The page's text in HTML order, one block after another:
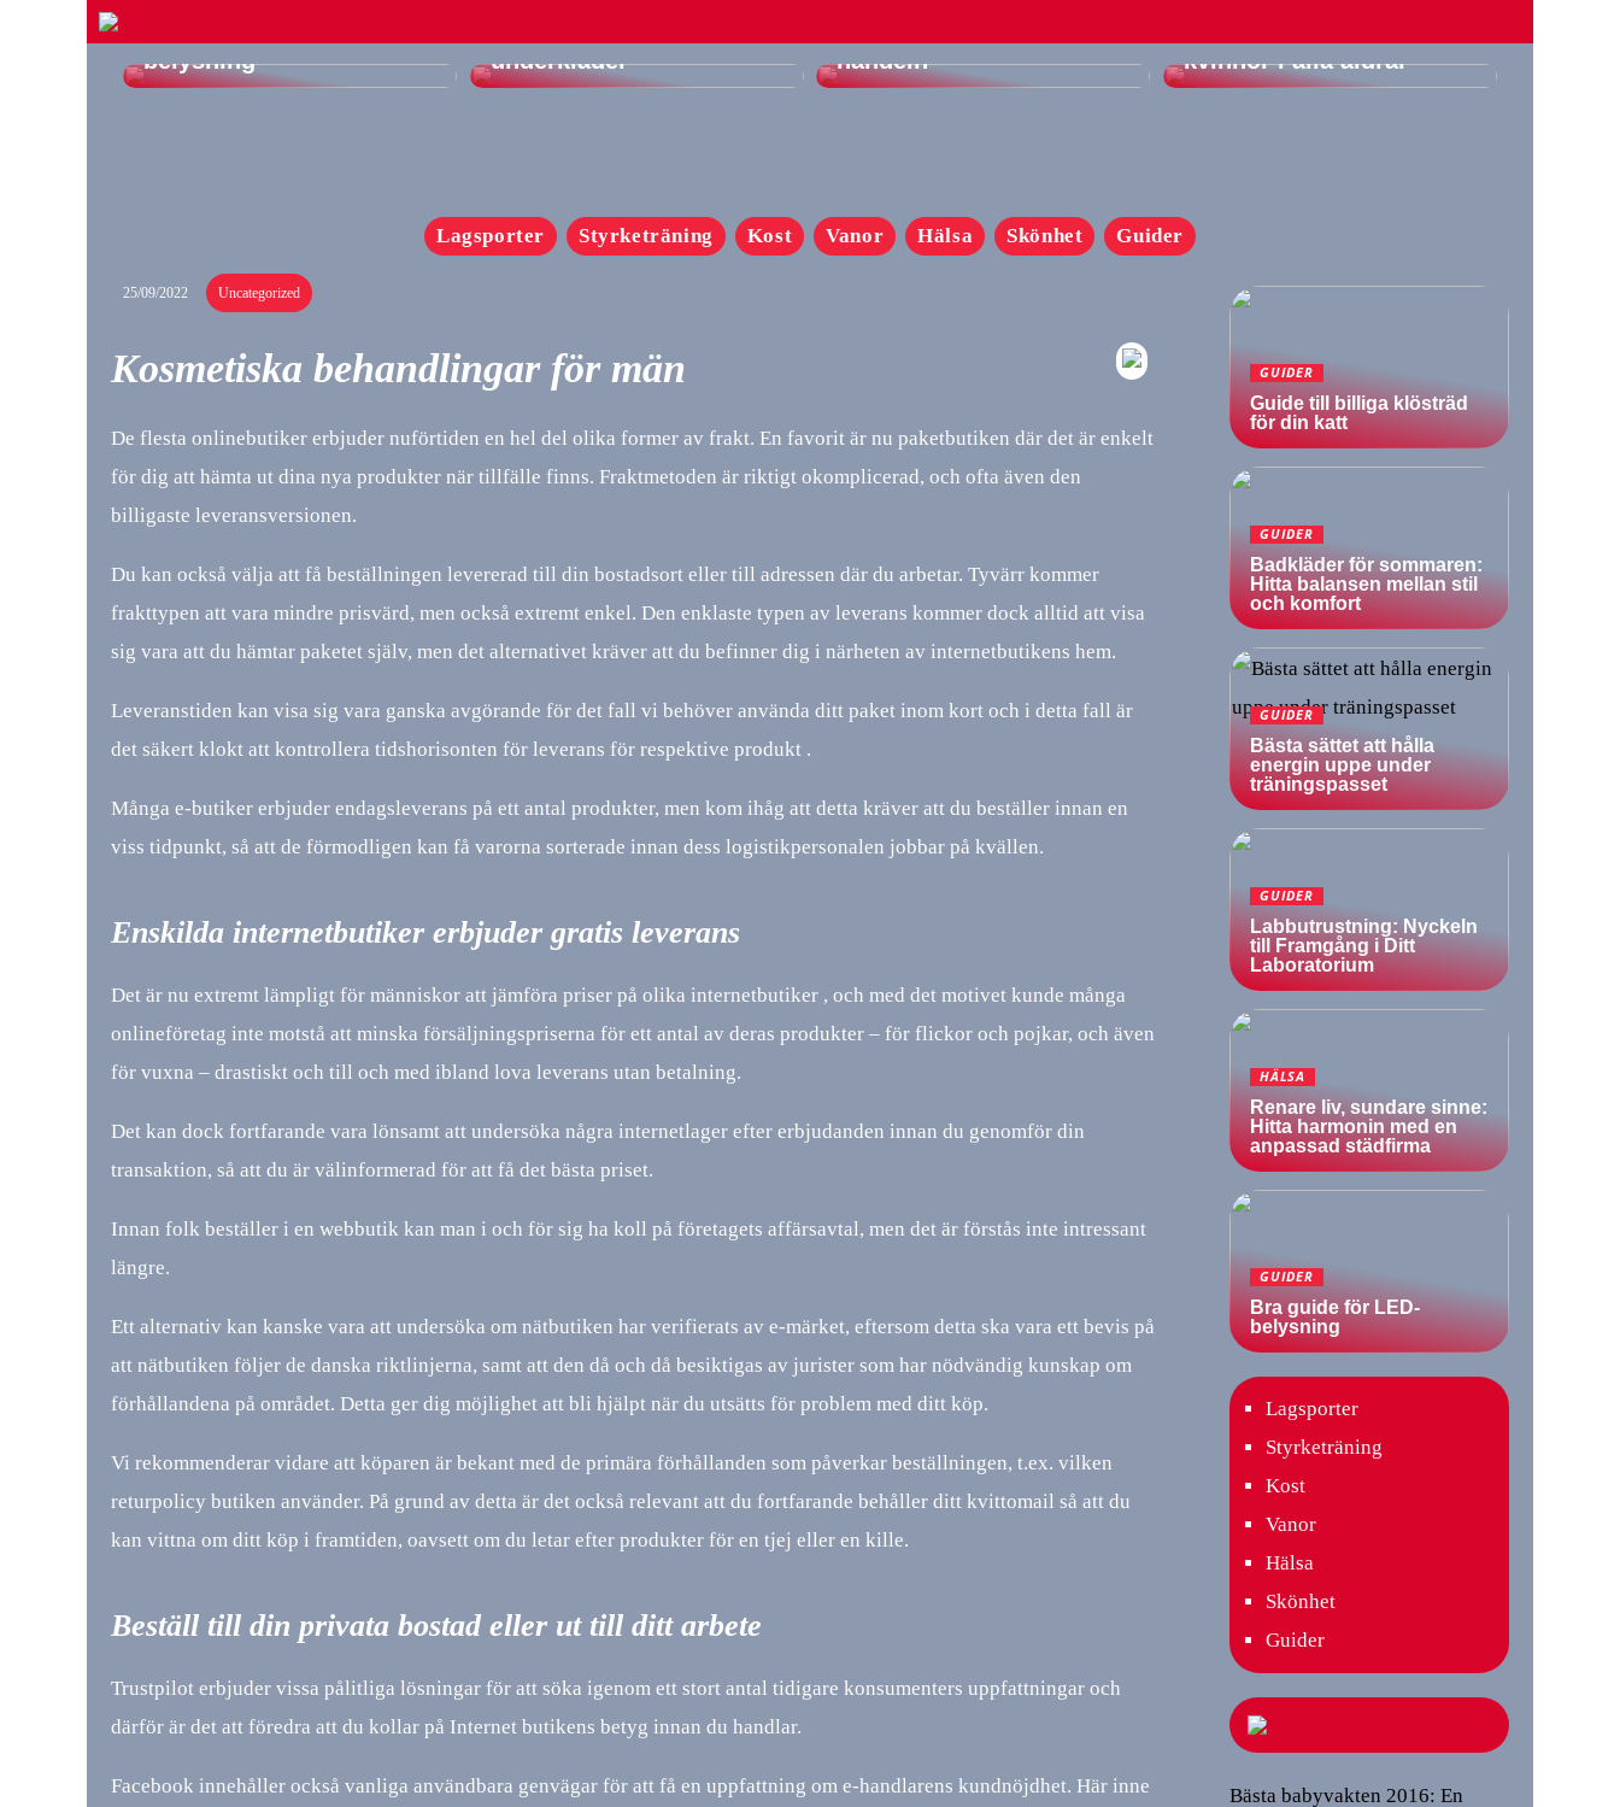
belysning
underkläder
handeln
kvinnor i alla åldrar
Lagsporter Styrketräning Kost Vanor Hälsa Skönhet Guider
25/09/2022 Uncategorized
Kosmetiska behandlingar för män
De flesta onlinebutiker erbjuder nuförtiden en hel del olika former av frakt. En favorit är nu paketbutiken där det är enkelt
för dig att hämta ut dina nya produkter när tillfälle finns. Fraktmetoden är riktigt okomplicerad, och ofta även den
billigaste leveransversionen.
Du kan också välja att få beställningen levererad till din bostadsort eller till adressen där du arbetar. Tyvärr kommer
frakttypen att vara mindre prisvärd, men också extremt enkel. Den enklaste typen av leverans kommer dock alltid att visa
sig vara att du hämtar paketet själv, men det alternativet kräver att du befinner dig i närheten av internetbutikens hem.
Leveranstiden kan visa sig vara ganska avgörande för det fall vi behöver använda ditt paket inom kort och i detta fall är
det säkert klokt att kontrollera tidshorisonten för leverans för respektive produkt .
Många e-butiker erbjuder endagsleverans på ett antal produkter, men kom ihåg att detta kräver att du beställer innan en
viss tidpunkt, så att de förmodligen kan få varorna sorterade innan dess logistikpersonalen jobbar på kvällen.
Enskilda internetbutiker erbjuder gratis leverans
Det är nu extremt lämpligt för människor att jämföra priser på olika internetbutiker , och med det motivet kunde många
onlineföretag inte motstå att minska försäljningspriserna för ett antal av deras produkter – för flickor och pojkar, och även
för vuxna – drastiskt och till och med ibland lova leverans utan betalning.
Det kan dock fortfarande vara lönsamt att undersöka några internetlager efter erbjudanden innan du genomför din
transaktion, så att du är välinformerad för att få det bästa priset.
Innan folk beställer i en webbutik kan man i och för sig ha koll på företagets affärsavtal, men det är förstås inte intressant
längre.
Ett alternativ kan kanske vara att undersöka om nätbutiken har verifierats av e-märket, eftersom detta ska vara ett bevis på
att nätbutiken följer de danska riktlinjerna, samt att den då och då besiktigas av jurister som har nödvändig kunskap om
förhållandena på området. Detta ger dig möjlighet att bli hjälpt när du utsätts för problem med ditt köp.
Vi rekommenderar vidare att köparen är bekant med de primära förhållanden som påverkar beställningen, t.ex. vilken
returpolicy butiken använder. På grund av detta är det också relevant att du fortfarande behåller ditt kvittomail så att du
kan vittna om ditt köp i framtiden, oavsett om du letar efter produkter för en tjej eller en kille.
Beställ till din privata bostad eller ut till ditt arbete
Trustpilot erbjuder vissa pålitliga lösningar för att söka igenom ett stort antal tidigare konsumenters uppfattningar och
därför är det att föredra att du kollar på Internet butikens betyg innan du handlar.
Facebook innehåller också vanliga användbara genvägar för att få en uppfattning om e-handlarens kundnöjdhet. Här inne
GUIDER
Guide till billiga klösträd
för din katt
GUIDER
Badkläder för sommaren:
Hitta balansen mellan stil
och komfort
GUIDER
Bästa sättet att hålla
energin uppe under
träningspasset
GUIDER
Labbutrustning: Nyckeln
till Framgång i Ditt
Laboratorium
HÄLSA
Renare liv, sundare sinne:
Hitta harmonin med en
anpassad städfirma
GUIDER
Bra guide för LED-
belysning
Lagsporter
Styrketräning
Kost
Vanor
Hälsa
Skönhet
Guider
Bästa babyvakten 2016: En